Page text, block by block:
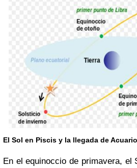
El Sol en Piscis y la llegada de Acuario
En el equinoccio de primavera, el